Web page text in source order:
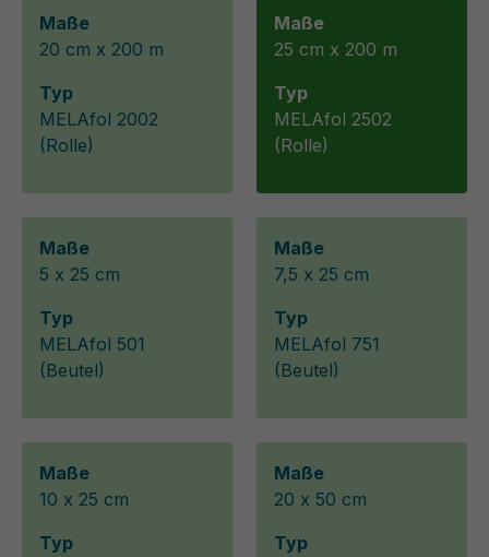
Maße
20 cm x 200 m
Typ
MELAfol 2002
(Rolle)
Maße
25 cm x 200 m
Typ
MELAfol 2502
(Rolle)
Maße
5 x 25 cm
Typ
MELAfol 501
(Beutel)
Maße
7,5 x 25 cm
Typ
MELAfol 751
(Beutel)
Maße
10 x 25 cm
Typ
Maße
20 x 50 cm
Typ